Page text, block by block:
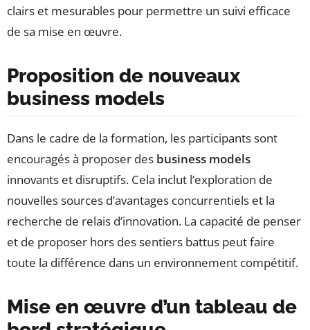
clairs et mesurables pour permettre un suivi efficace
de sa mise en œuvre.
Proposition de nouveaux
business models
Dans le cadre de la formation, les participants sont
encouragés à proposer des business models
innovants et disruptifs. Cela inclut l’exploration de
nouvelles sources d’avantages concurrentiels et la
recherche de relais d’innovation. La capacité de penser
et de proposer hors des sentiers battus peut faire
toute la différence dans un environnement compétitif.
Mise en œuvre d’un tableau de